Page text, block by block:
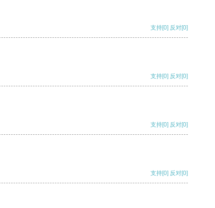
支持[0] 反对[0]
支持[0] 反对[0]
支持[0] 反对[0]
支持[0] 反对[0]